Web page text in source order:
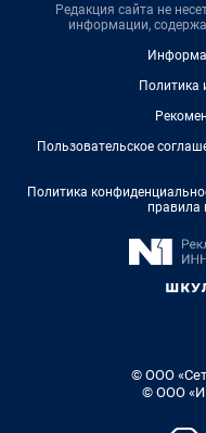
Редакция сайта не
информации,
Политика
Пользовательское
Политика
правила
© ООО
© ООО